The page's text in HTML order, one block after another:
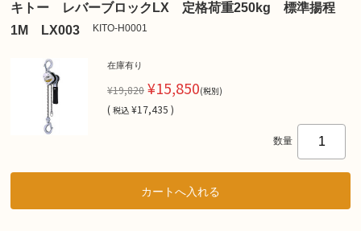
キトー レバーブロックLX 定格荷重250kg 標準揚程
1M LX003
KITO-H0001
在庫有り
¥19,820 ¥15,850(税別)
( 税込 ¥17,435 )
数量